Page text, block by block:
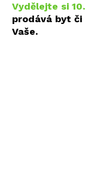
Vydělejte si
prodává byt či
Vaše.